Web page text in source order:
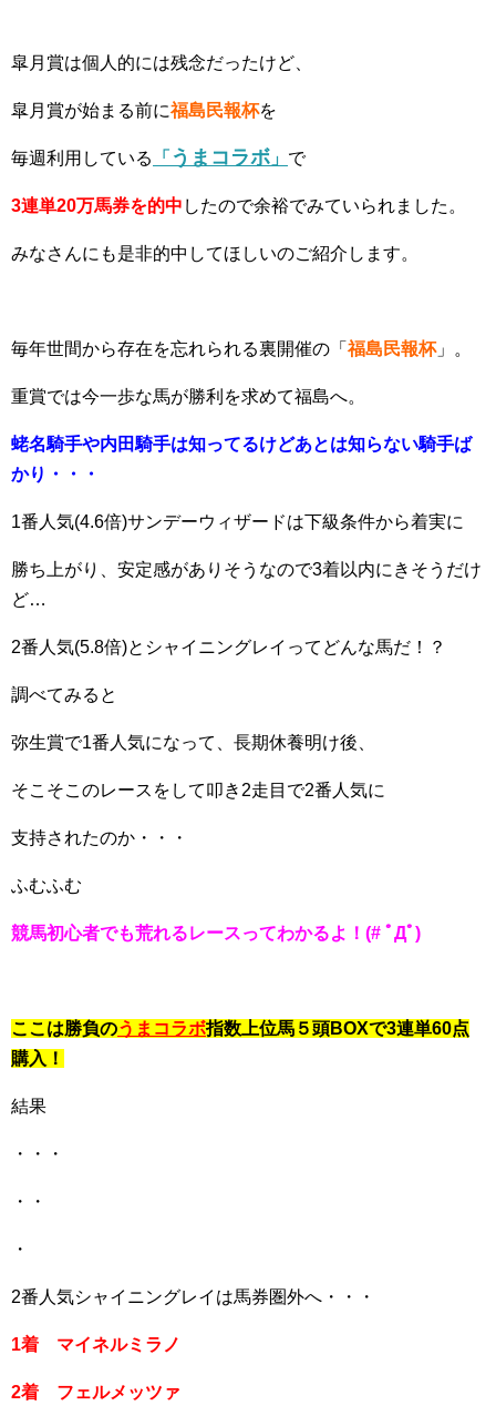
皐月賞は個人的には残念だったけど、
皐月賞が始まる前に福島民報杯を
毎週利用している 「 うまコラボ 」 で
3連単20万馬券を的中 したので余裕でみていられました。
みなさんにも是非的中してほしいのご紹介します。
毎年世間から存在を忘れられる裏開催の「福島民報杯」。
重賞では今一歩な馬が勝利を求めて福島へ。
蛯名騎手や内田騎手は知ってるけどあとは知らない騎手ば
かり・・・
1番人気(4.6倍)サンデーウィザードは下級条件から着実に
勝ち上がり、安定感がありそうなので3着以内にきそうだけ
ど…
2番人気(5.8倍)とシャイニングレイってどんな馬だ！？
調べてみると
弥生賞で1番人気になって、長期休養明け後、
そこそこのレースをして叩き2走目で2番人気に
支持されたのか・・・
ふむふむ
競馬初心者でも荒れるレースってわかるよ！(# ﾟДﾟ)
ここは勝負のうまコラボ指数上位馬５頭BOXで3連単60点
購入！
結果
・・・
・・
・
2番人気シャイニングレイは馬券圏外へ・・・
1着 マイネルミラノ
2着 フェルメッツァ